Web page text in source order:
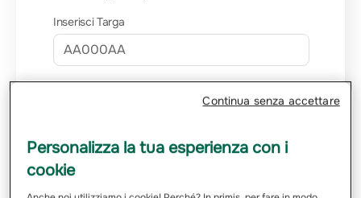
Inserisci Targa
Ho letto e ho compreso l’informativa sulle finalitàe sulle
modalità del trattamento dei miei dati personali
Personalizza la tua esperienza con i
cookie
Continua senza accettare